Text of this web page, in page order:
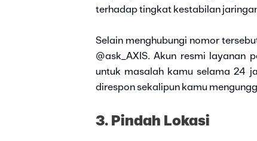
terhadap tingkat kestabilan
Selain menghubungi nomor
@ask_AXIS. Akun resmi layanan
untuk masalah kamu selama 24
direspon sekalipun kamu
3. Pindah Lokasi